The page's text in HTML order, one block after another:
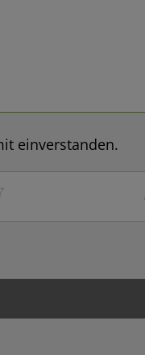
einverstanden.